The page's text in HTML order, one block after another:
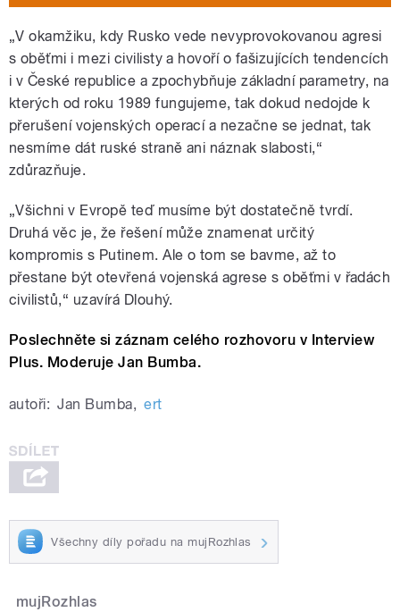
„V okamžiku, kdy Rusko vede nevyprovokovanou agresi
s oběťmi i mezi civilisty a hovoří o fašizujících tendencích
i v České republice a zpochybňuje základní parametry, na
kterých od roku 1989 fungujeme, tak dokud nedojde k
přerušení vojenských operací a nezačne se jednat, tak
nesmíme dát ruské straně ani náznak slabosti,“
zdůrazňuje.
„Všichni v Evropě teď musíme být dostatečně tvrdí.
Druhá věc je, že řešení může znamenat určitý
kompromis s Putinem. Ale o tom se bavme, až to
přestane být otevřená vojenská agrese s oběťmi v řadách
civilistů,“ uzavírá Dlouhý.
Poslechněte si záznam celého rozhovoru v Interview
Plus. Moderuje Jan Bumba.
autoři: Jan Bumba, ert
Všechny díly pořadu na mujRozhlas
mujRozhlas